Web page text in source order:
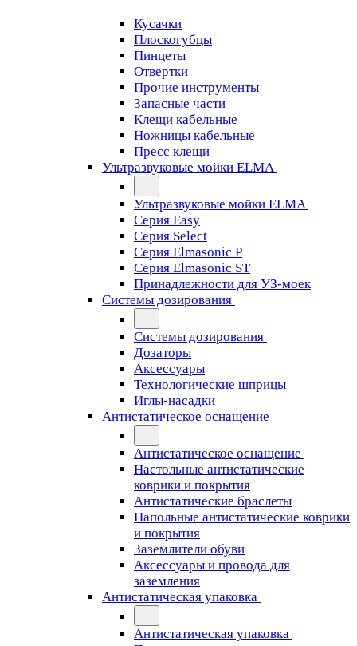
Кусачки
Плоскогубцы
Пинцеты
Отвертки
Прочие инструменты
Запасные части
Клещи кабельные
Ножницы кабельные
Пресс клещи
Ультразвуковые мойки ELMA
Ультразвуковые мойки ELMA
Серия Easy
Серия Select
Серия Elmasonic P
Серия Elmasonic ST
Принадлежности для УЗ-моек
Системы дозирования
Системы дозирования
Дозаторы
Аксессуары
Технологические шприцы
Иглы-насадки
Антистатическое оснащение
Антистатическое оснащение
Настольные антистатические
коврики и покрытия
Антистатические браслеты
Напольные антистатические коврики
и покрытия
Заземлители обуви
Аксессуары и провода для
заземления
Антистатическая упаковка
Антистатическая упаковка